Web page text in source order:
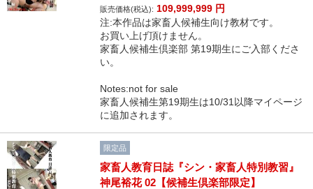
販売価格(税込): 109,999,999 円
注:本作品は家畜人候補生向け教材です。
お買い上げ頂けません。
家畜人候補生倶楽部 第19期生にご入部くださ
い。
Notes:not for sale
家畜人候補生第19期生は10/31以降マイページ
に追加されます。
限定品
家畜人教育日誌『シン・家畜人特別教習』
神尾裕花 02【候補生倶楽部限定】